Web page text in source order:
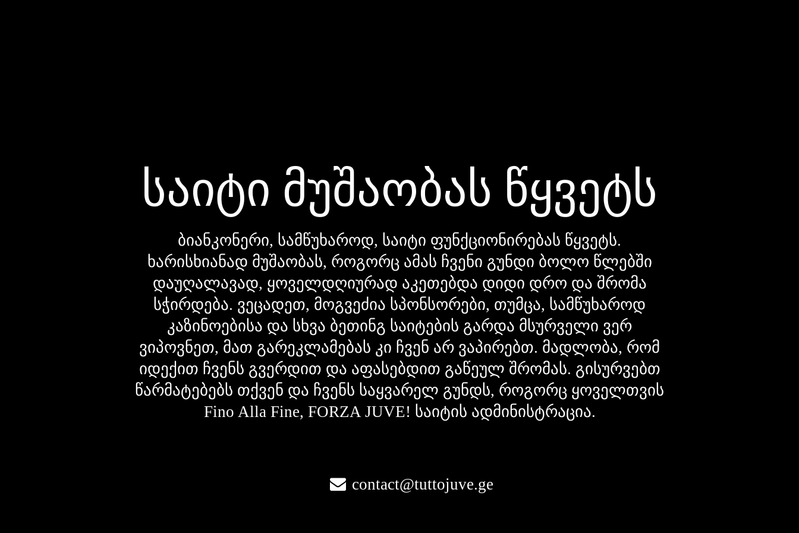
საიტი მუშაობას წყვეტს
ბიანკონერი, სამწუხაროდ, საიტი ფუნქციონირებას წყვეტს.
ხარისხიანად მუშაობას, როგორც ამას ჩვენი გუნდი ბოლო წლებში
დაუღალავად, ყოველდღიურად აკეთებდა დიდი დრო და შრომა
სჭირდება. ვეცადეთ, მოგვეძია სპონსორები, თუმცა, სამწუხაროდ
კაზინოებისა და სხვა ბეთინგ საიტების გარდა მსურველი ვერ
ვიპოვნეთ, მათ გარეკლამებას კი ჩვენ არ ვაპირებთ. მადლობა, რომ
იდექით ჩვენს გვერდით და აფასებდით გაწეულ შრომას. გისურვებთ
წარმატებებს თქვენ და ჩვენს საყვარელ გუნდს, როგორც ყოველთვის
Fino Alla Fine, FORZA JUVE! საიტის ადმინისტრაცია.
contact@tuttojuve.ge